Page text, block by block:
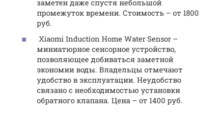
заметен даже спустя небольшой
промежуток времени. Стоимость – от 1800
руб.
Xiaomi Induction Home Water Sensor –
миниатюрное сенсорное устройство,
позволяющее добиваться заметной
экономии воды. Владельцы отмечают
удобство в эксплуатации. Неудобство
связано с необходимостью установки
обратного клапана. Цена – от 1400 руб.